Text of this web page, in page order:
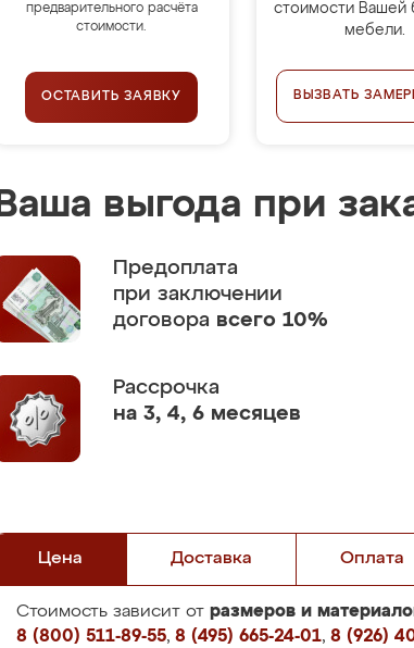
предварительного расчёта
стоимости.
ОСТАВИТЬ ЗАЯВКУ
стоимости Вашей
мебели.
ВЫЗВАТЬ
Ваша выгода при
Предоплата
при заключении
договора всего 10%
Рассрочка
на 3, 4, 6 месяцев
Цена Доставка Оплата
Стоимость зависит от размеров и
8 (800) 511-89-55, 8 (495) 665-24-01, 8 (926)